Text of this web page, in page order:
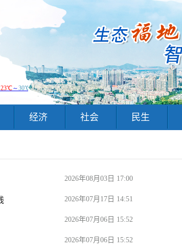
经济 社会 民生
2026年08月03日 17:00
2026年07月17日 14:51
2026年07月06日 15:52
2026年07月06日 15:52